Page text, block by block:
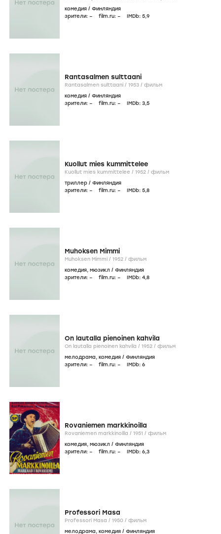
комедия / Финляндия
зрители: – film.ru: – IMDb: 5,9
Rantasalmen sulttaani
Rantasalmen sulttaani / 1953 / фильм
комедия / Финляндия
зрители: – film.ru: – IMDb: 3,5
Kuollut mies kummittelee
Kuollut mies kummittelee / 1952 / фильм
триллер / Финляндия
зрители: – film.ru: – IMDb: 5,8
Muhoksen Mimmi
Muhoksen Mimmi / 1952 / фильм
комедия, мюзикл / Финляндия
зрители: – film.ru: – IMDb: 4,8
On lautalla pienoinen kahvila
On lautalla pienoinen kahvila / 1952 / фильм
мелодрама, комедия / Финляндия
зрители: – film.ru: – IMDb: 6
Rovaniemen markkinoilla
Rovaniemen markkinoilla / 1951 / фильм
комедия, мюзикл / Финляндия
зрители: – film.ru: – IMDb: 6,3
Professori Masa
Professori Masa / 1950 / фильм
мелодрама, комедия / Финляндия